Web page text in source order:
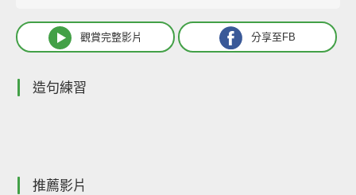
觀賞完整影片 分享至FB
造句練習
推薦影片